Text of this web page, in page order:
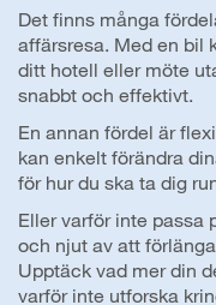
Det finns många
affärsresa. Med en bil
ditt hotell eller möte
snabbt och effektivt.
En annan fördel är
kan enkelt förändra
för hur du ska ta dig
Eller varför inte passa
och njut av att
Upptäck vad mer din
varför inte utforska